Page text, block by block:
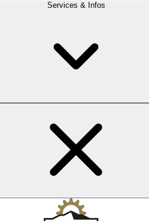
Services & Infos